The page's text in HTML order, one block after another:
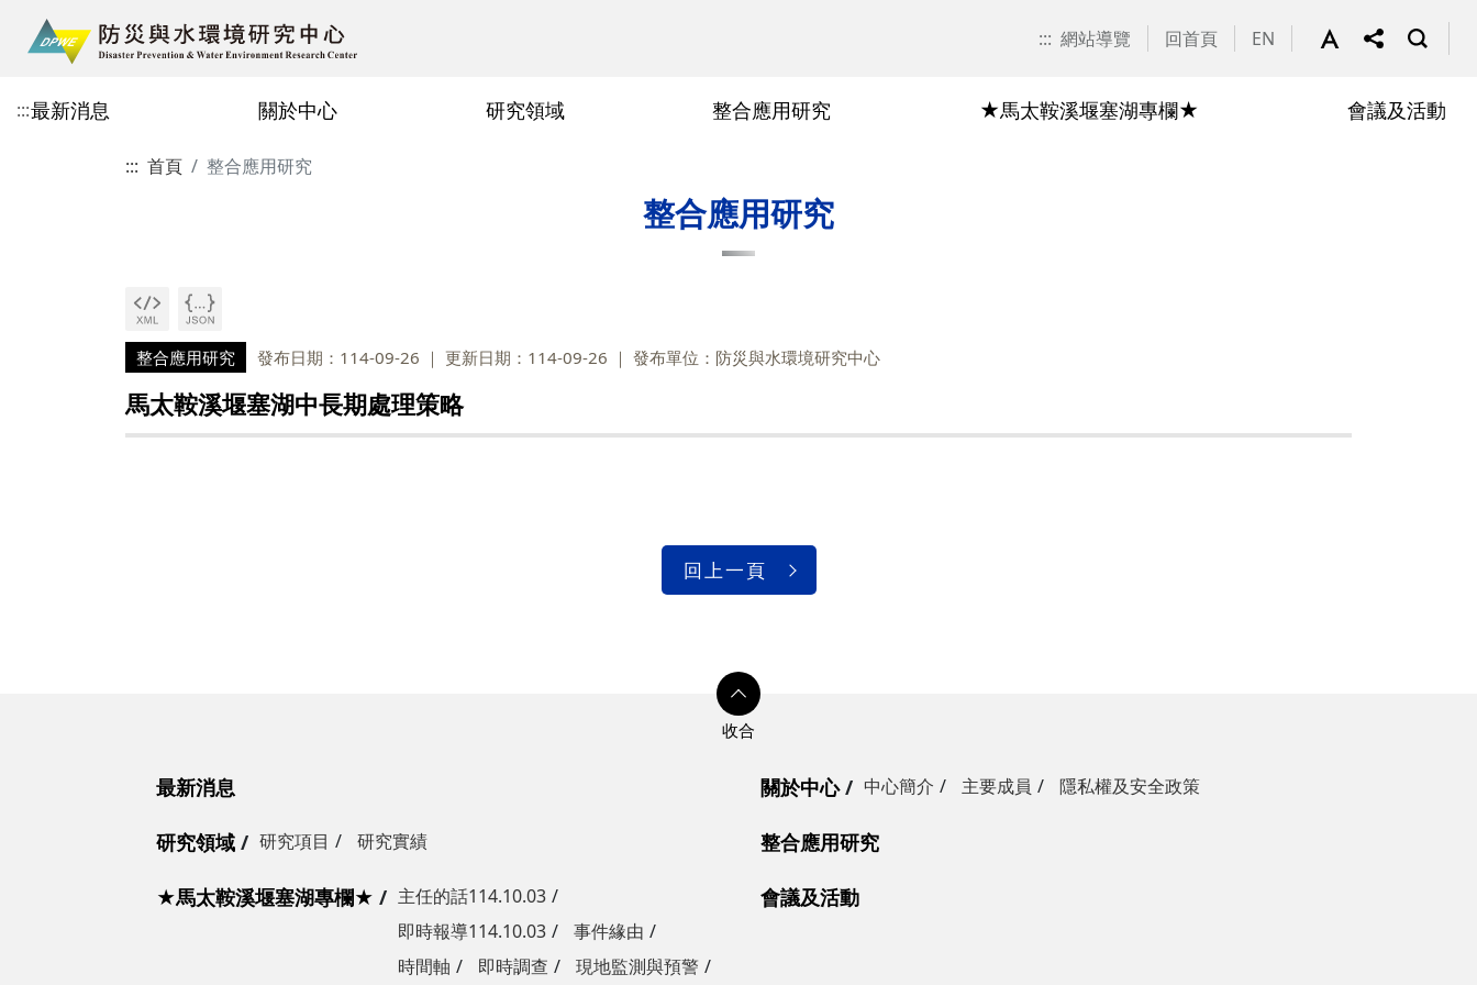
::: 網站導覽 回首頁 EN
:::最新消息 關於中心 研究領域 整合應用研究 ★馬太鞍溪堰塞湖專欄★
主任的話114.10.03
會議及活動
::: 首頁 整合應用研究
整合應用研究
整合應用研究 發布日期：114-09-26 更新日期：114-09-26 發布單位：防災與水環境研究中心
馬太鞍溪堰塞湖中長期處理策略
回上一頁
最新消息 關於中心 中心簡介 主要成員 隱私權及安全政策
研究領域 研究項目 研究實績 整合應用研究
★馬太鞍溪堰塞湖專欄★
主任的話114.10.03
即時報導114.10.03
事件緣由
時間軸
即時調查 現地監測與預警
會議及活動